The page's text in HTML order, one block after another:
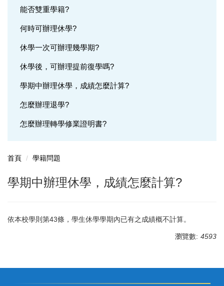
學籍問題
選課問題
能否雙重學籍?
何時可辦理休學?
休學一次可辦理幾學期?
休學後，可辦理提前復學嗎?
學期中辦理休學，成績怎麼計算?
怎麼辦理退學?
怎麼辦理轉學修業證明書?
首頁 學籍問題
學期中辦理休學，成績怎麼計算?
依本校學則第43條，學生休學學期內已有之成績概不計算。
瀏覽數: 4593